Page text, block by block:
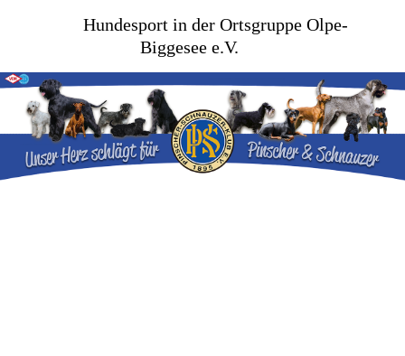
Hundesport in der Ortsgruppe Olpe-
Biggesee e.V.